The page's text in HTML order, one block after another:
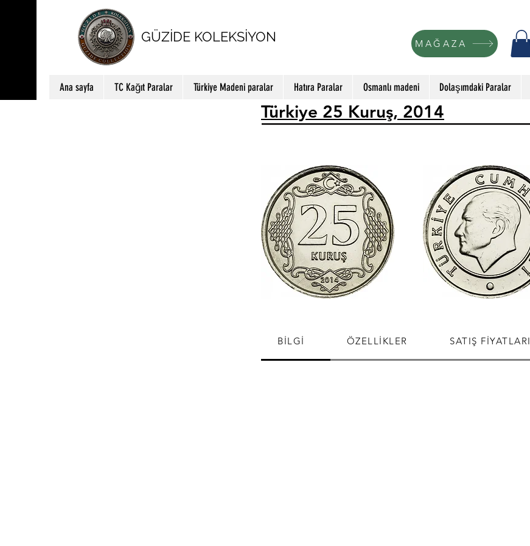
GÜZİDE KOLEKSİYON MAĞAZA
Ana sayfa TC Kağıt Paralar Türkiye Madeni paralar Hatıra Paralar Osmanlı madeni Dolaşımdaki Paralar
Türkiye 25 Kuruş, 2014
BİLGİ ÖZELLİKLER SATIŞ FİYATLARI